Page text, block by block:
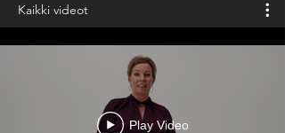
Kaikki videot
Play Video